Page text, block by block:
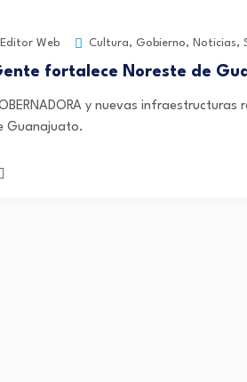
Editor Web Cultura, Gobierno, Noticias,
fortalece Noreste de
y nuevas
Guanajuato.